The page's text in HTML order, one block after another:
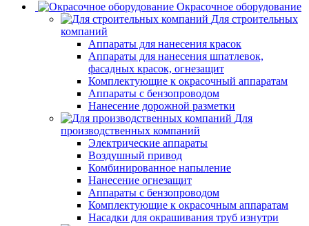
Окрасочное оборудование
Для строительных
компаний
Аппараты для нанесения красок
Аппараты для нанесения шпатлевок,
фасадных красок, огнезащит
Комплектующие к окрасочный аппаратам
Аппараты с бензопроводом
Нанесение дорожной разметки
Для
производственных компаний
Электрические аппараты
Воздушный привод
Комбинированное напыление
Нанесение огнезащит
Аппараты с бензопроводом
Комплектующие к окрасочным аппаратам
Насадки для окрашивания труб изнутри